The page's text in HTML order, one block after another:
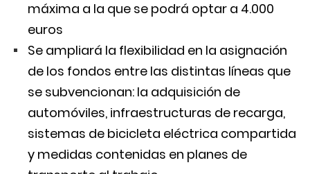
máxima a la que se podrá optar a 4.000
euros
Se ampliará la flexibilidad en la asignación
de los fondos entre las distintas líneas que
se subvencionan: la adquisición de
automóviles, infraestructuras de recarga,
sistemas de bicicleta eléctrica compartida
y medidas contenidas en planes de